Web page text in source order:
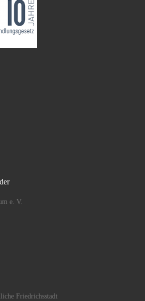
e. V.
Friedrichsstadt